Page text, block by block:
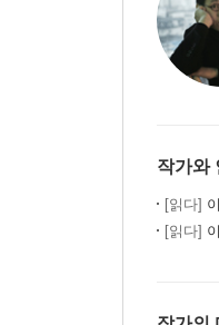
작가와
[읽다]
[읽다]